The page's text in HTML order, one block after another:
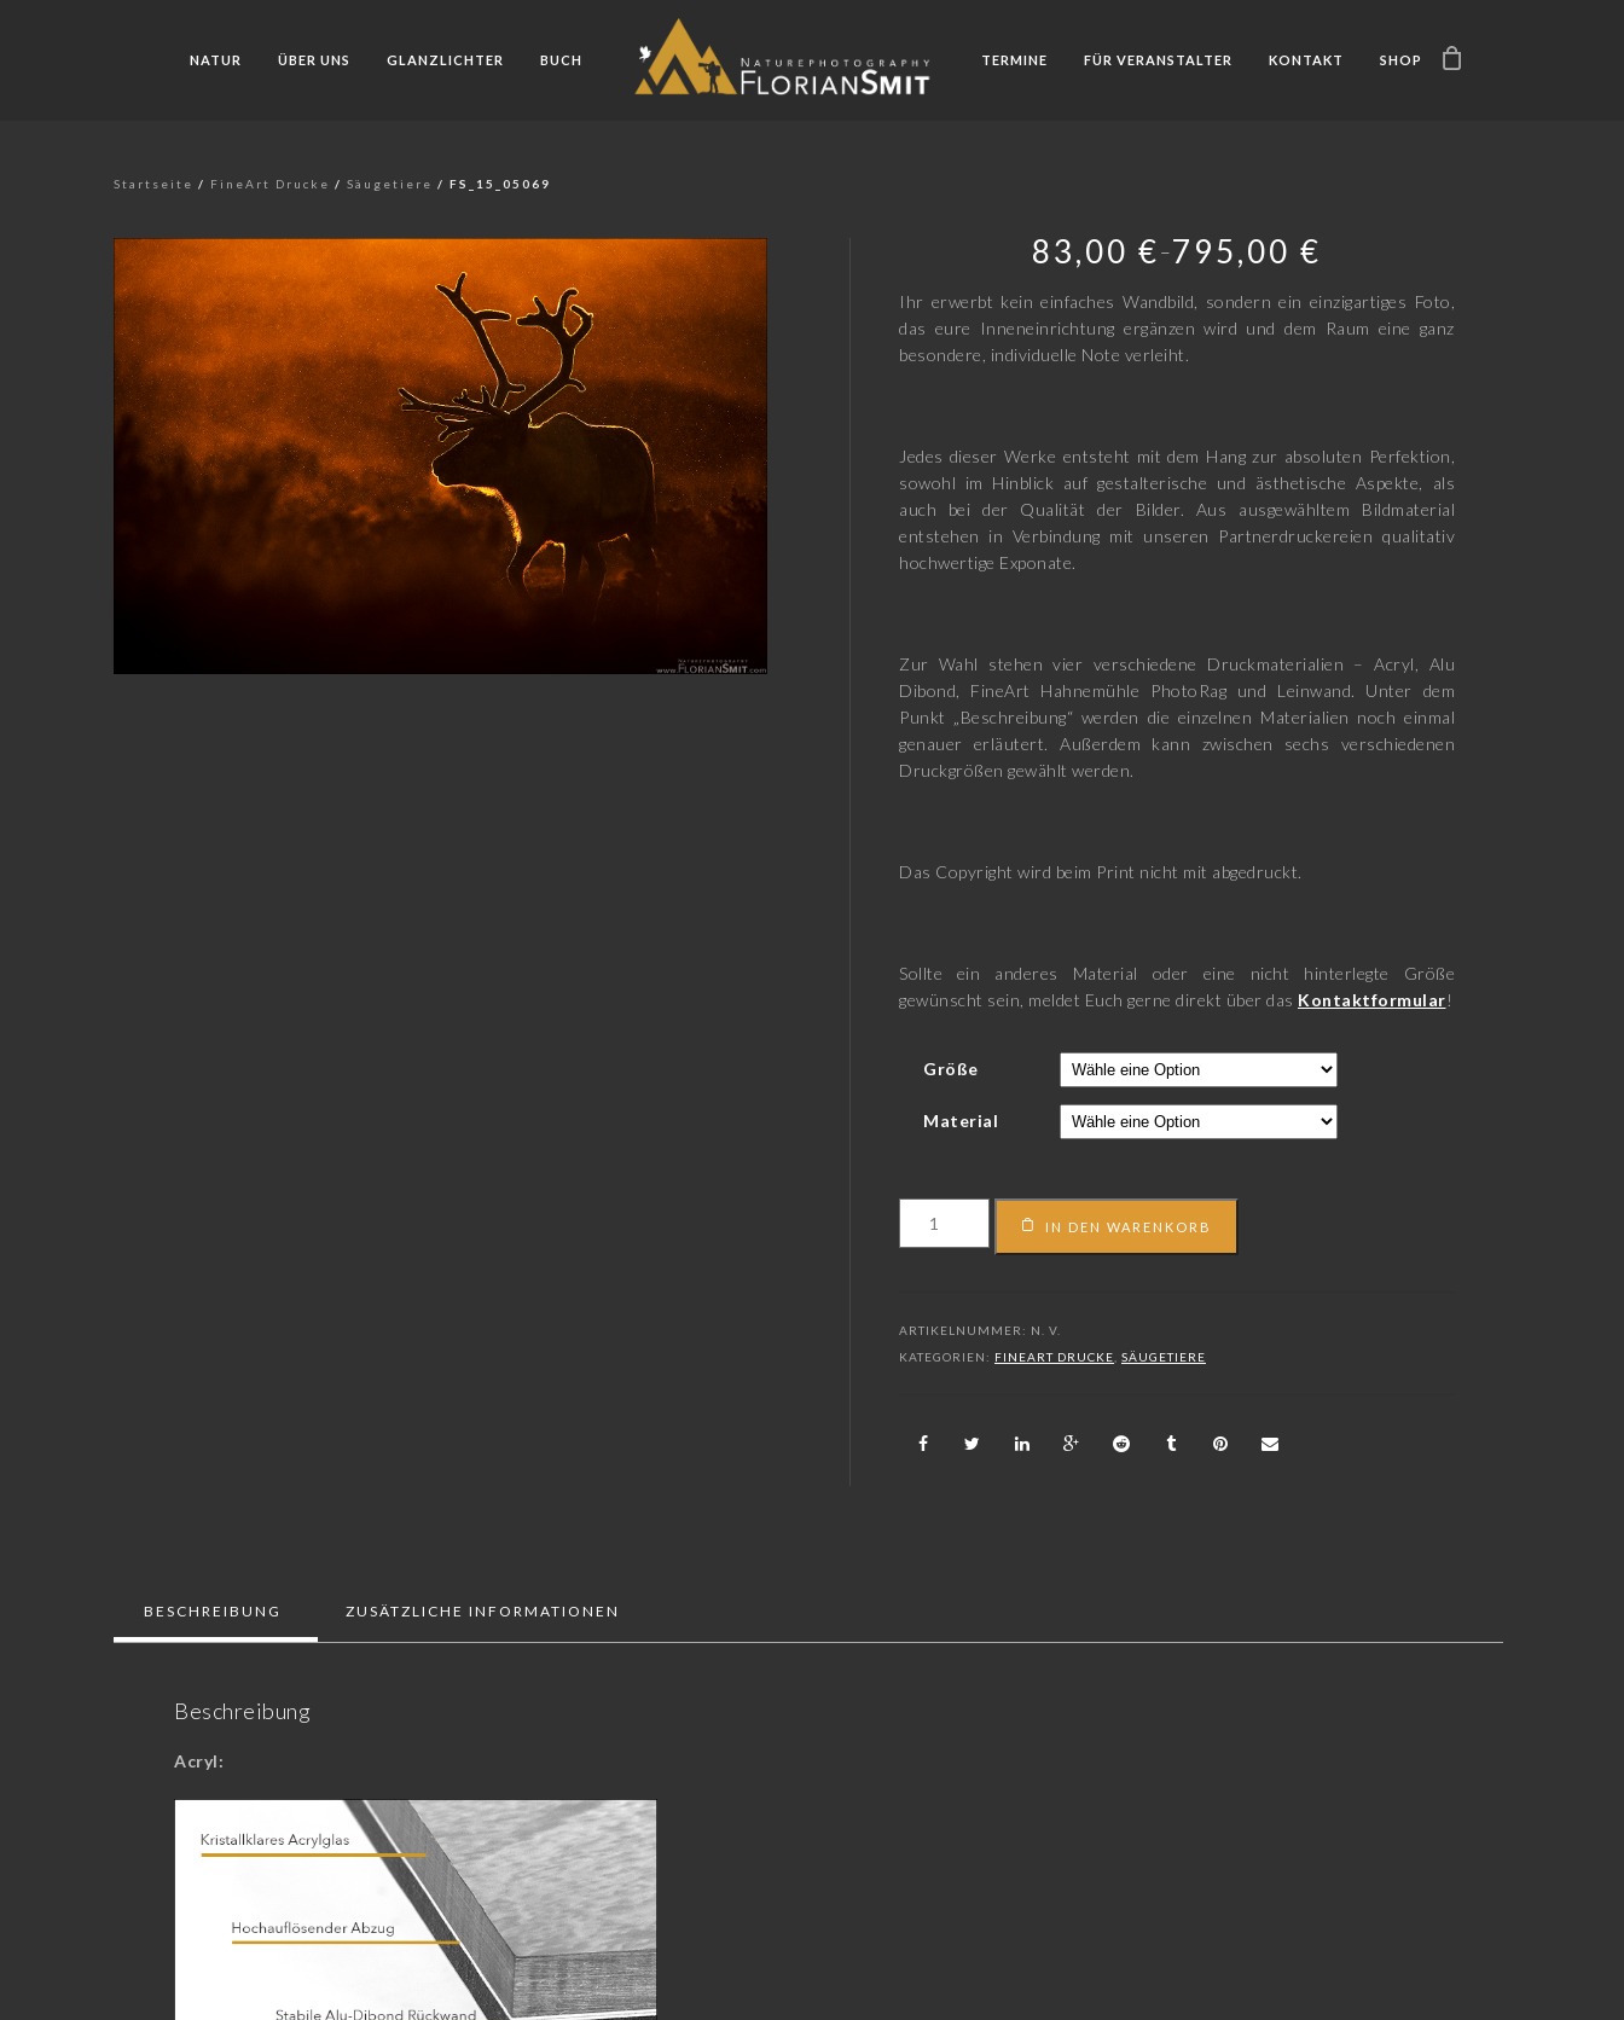
NATUR ÜBER UNS GLANZLICHTER BUCH TERMINE FÜR VERANSTALTER KONTAKT SHOP
Startseite / FineArt Drucke / Säugetiere / FS_15_05069
83,00€ –795,00 €
Ihr erwerbt kein einfaches Wandbild, sondern ein einzigartiges Foto,
das eure Inneneinrichtung ergänzen wird und dem Raum eine ganz
besondere, individuelle Note verleiht.
Jedes dieser Werke entsteht mit dem Hang zur absoluten Perfektion,
sowohl im Hinblick auf gestalterische und ästhetische Aspekte, als
auch bei der Qualität der Bilder. Aus ausgewähltem Bildmaterial
entstehen in Verbindung mit unseren Partnerdruckereien qualitativ
hochwertige Exponate.
Zur Wahl stehen vier verschiedene Druckmaterialien – Acryl, Alu
Dibond, FineArt Hahnemühle PhotoRag und Leinwand. Unter dem
Punkt „Beschreibung“ werden die einzelnen Materialien noch einmal
genauer erläutert. Außerdem kann zwischen sechs verschiedenen
Druckgrößen gewählt werden.
Das Copyright wird beim Print nicht mit abgedruckt.
Sollte ein anderes Material oder eine nicht hinterlegte Größe
gewünscht sein, meldet Euch gerne direkt über das Kontaktformular!
Größe
Material
Menge
IN DEN WARENKORB
ARTIKELNUMMER: N. V.
KATEGORIEN: FINEART DRUCKE SÄUGETIERE
BESCHREIBUNG ZUSÄTZLICHE INFORMATIONEN
Beschreibung
Acryl: